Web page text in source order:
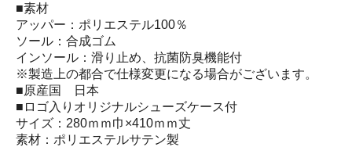
■素材
アッパー：ポリエステル100％
ソール：合成ゴム
インソール：滑り止め、抗菌防臭機能付
※製造上の都合で仕様変更になる場合がございます。
■原産国 日本
■ロゴ入りオリジナルシューズケース付
サイズ：280ｍｍ巾×410ｍｍ丈
素材：ポリエステルサテン製